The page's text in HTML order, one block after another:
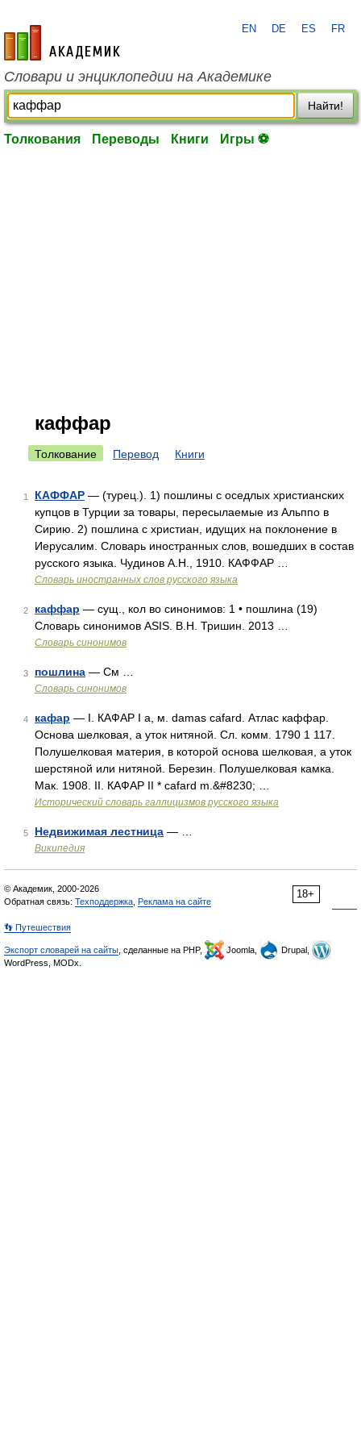
academic.ru
EN DE ES FR
Словари и энциклопедии на Академике
Найти!
Толкования Переводы Книги Игры ⚽
каффар
Толкование Перевод Книги
1 КАФФАР — (турец.). 1) пошлины с оседлых христианских
купцов в Турции за товары, пересылаемые из Альппо в
Сирию. 2) пошлина с христиан, идущих на поклонение в
Иерусалим. Словарь иностранных слов, вошедших в состав
русского языка. Чудинов А.Н., 1910. КАФФАР …
Словарь иностранных слов русского языка
2 каффар — сущ., кол во синонимов: 1 • пошлина (19)
Словарь синонимов ASIS. В.Н. Тришин. 2013 …
Словарь синонимов
3 пошлина — См …
Словарь синонимов
4 кафар — I. КАФАР I а, м. damas cafard. Атлас каффар.
Основа шелковая, а уток нитяной. Сл. комм. 1790 1 117.
Полушелковая материя, в которой основа шелковая, а уток
шерстяной или нитяной. Березин. Полушелковая камка.
Мак. 1908. II. КАФАР II * cafard m.&#8230; …
Исторический словарь галлицизмов русского языка
5 Недвижимая лестница — …
Википедия
18+
© Академик, 2000-2026
Обратная связь: Техподдержка Реклама на сайте
👣 Путешествия
Экспорт словарей на сайты , сделанные на PHP, Joomla,
Drupal,
WordPress, MODx.